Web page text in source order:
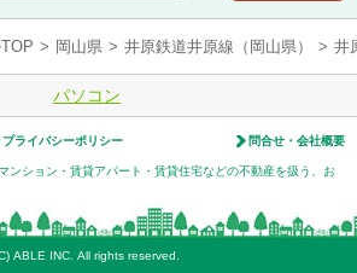
> 岡山県 > 井原鉄道井原線（岡山県） > 井
パソコン
プライバシーポリシー 問合せ・会社概要
ンション・賃貸アパート・賃貸住宅などの不動産を扱う、お
ABLE INC. All rights reserved.